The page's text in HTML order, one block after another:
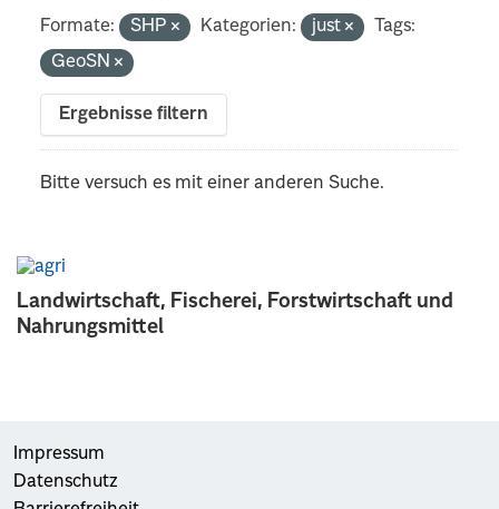
Landwirtschaft, Fischerei, Forstwirtschaft und
Nahrungsmittel
Formate: SHP Kategorien: just
Tags:
GeoSN
Ergebnisse filtern
Bitte versuch es mit einer anderen Suche.
Impressum
Datenschutz